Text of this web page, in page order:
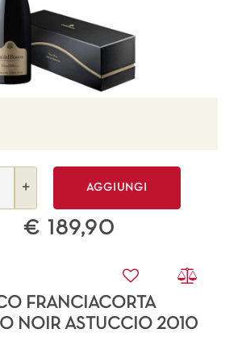
AGGIUNGI
€ 189,90
FRANCIACORTA
NOIR ASTUCCIO 2010